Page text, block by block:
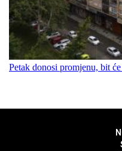
Petak donosi promjenu, bit